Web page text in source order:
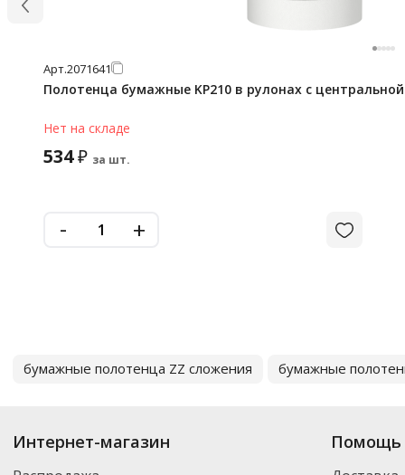
Арт.2071641
Полотенца бумажные KP210 в рулонах c
Нет на складе
534₽ за шт.
- +
бумажные полотенца ZZ сложения бумажные
Интернет-магазин Помощь